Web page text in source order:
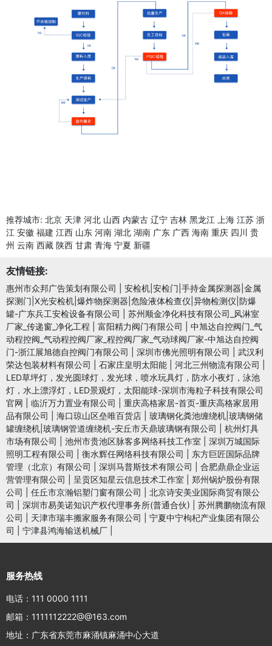
推荐城市: 北京 天津 河北 山西 内蒙古 辽宁 吉林 黑龙江 上海 江苏 浙
江 安徽 福建 江西 山东 河南 湖北 湖南 广东 广西 海南 重庆 四川 贵
州 云南 西藏 陕西 甘肃 青海 宁夏 新疆
友情链接:
惠州市众邦广告策划有限公司
安检机|安检门|手持金属探测器|金属
探测门|X光安检机|爆炸物探测器|危险液体检查仪|异物检测仪|防爆
罐-广东兵工安检设备有限公司
苏州顺金净化科技有限公司_风淋室
厂家_传递窗_净化工程
富阳精力阀门有限公司
中旭达自控阀门_气
动程控阀_气动程控阀厂家_程控阀厂家_气动球阀厂家-中旭达自控阀
门-浙江展旭德自控阀门有限公司
深圳市佛光照明有限公司
武汉利
荣达包装材料有限公司
石家庄皇明太阳能 河北三州物流有限公司
LED草坪灯，发光圆球灯，发光球，喷水玩具灯，防水小夜灯，泳池
灯，水上漂浮灯，LED景观灯，太阳能球-深圳市海粒子科技有限公司
官网
临沂万力置业有限公司
重庆高格家居-首页-重庆高格家居用
品有限公司
海口琼山区垒唯百货店
玻璃钢化粪池缠绕机|玻璃钢储
罐缠绕机|玻璃钢管道缠绕机-安丘市天鼎玻璃钢有限公司
杭州灯具
市场有限公司
池州市贵池区脉客多网络科技工作室
深圳万城国际
照明工程有限公司
衡水辉任网络科技有限公司
东方巨匠国际品牌
管理（北京）有限公司
深圳马普斯技术有限公司
合肥鼎鼎企业运
营管理有限公司
呈贡区知星云信息技术工作室
郑州锅炉股份有限
公司
任丘市京瀚铝塑门窗有限公司
北京诗安美业国际商贸有限公
司
深圳市易美诺知识产权代理事务所(普通合伙)
苏州腾鹏物流有限
公司
天津市瑞丰搬家服务有限公司
宁夏中宁枸杞产业集团有限公
司
宁津县鸿海输送机械厂
服务热线
电话：111 0000 1111
邮箱：1111112222@@163.com
地址：广东省东莞市麻涌镇麻涌中心大道